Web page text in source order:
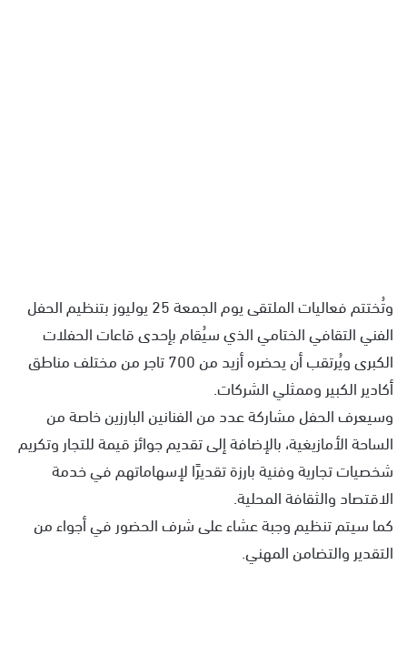
وتُختتم فعاليات الملتقى يوم الجمعة 25 يوليوز بتنظيم الحفل
الفني التقافي الختامي الذي سيُقام بإحدى قاعات الحفلات
الكبرى ويُرتقب أن يحضره أزيد من 700 تاجر من مختلف مناطق
أكادير الكبير وممثلي الشركات.
وسيعرف الحفل مشاركة عدد من الفنانين البارزين خاصة من
الساحة الأمازيغية، بالإضافة إلى تقديم جوائز قيمة للتجار وتكريم
شخصيات تجارية وفنية بارزة تقديرًا لإسهاماتهم في خدمة
الاقتصاد والثقافة المحلية.
كما سيتم تنظيم وجبة عشاء على شرف الحضور في أجواء من
التقدير والتضامن المهني.